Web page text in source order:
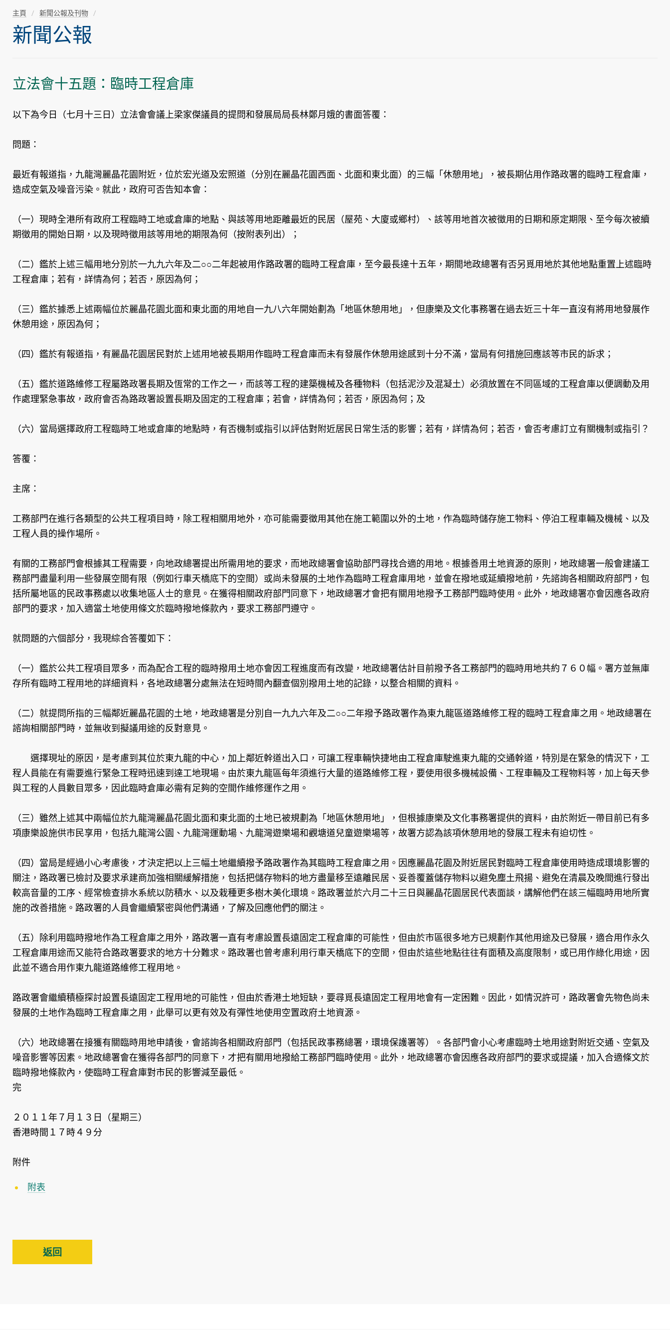
主頁 新聞公報及刊物
新聞公報
立法會十五題：臨時工程倉庫
以下為今日（七月十三日）立法會會議上梁家傑議員的提問和發展局局長林鄭月娥的書面答覆：
問題：
最近有報道指，九龍灣麗晶花園附近，位於宏光道及宏照道（分別在麗晶花園西面、北面和東北面）的三幅「休憩用地」，被長期佔用作路政署的臨時工程倉庫，
造成空氣及噪音污染。就此，政府可否告知本會：
（一）現時全港所有政府工程臨時工地或倉庫的地點、與該等用地距離最近的民居（屋苑、大廈或鄉村）、該等用地首次被徵用的日期和原定期限、至今每次被續
期徵用的開始日期，以及現時徵用該等用地的期限為何（按附表列出）；
（二）鑑於上述三幅用地分別於一九九六年及二○○二年起被用作路政署的臨時工程倉庫，至今最長達十五年，期間地政總署有否另覓用地於其他地點重置上述臨時
工程倉庫；若有，詳情為何；若否，原因為何；
（三）鑑於據悉上述兩幅位於麗晶花園北面和東北面的用地自一九八六年開始劃為「地區休憩用地」，但康樂及文化事務署在過去近三十年一直沒有將用地發展作
休憩用途，原因為何；
（四）鑑於有報道指，有麗晶花園居民對於上述用地被長期用作臨時工程倉庫而未有發展作休憩用途感到十分不滿，當局有何措施回應該等市民的訴求；
（五）鑑於道路維修工程屬路政署長期及恆常的工作之一，而該等工程的建築機械及各種物料（包括泥沙及混凝土）必須放置在不同區域的工程倉庫以便調動及用
作處理緊急事故，政府會否為路政署設置長期及固定的工程倉庫；若會，詳情為何；若否，原因為何；及
（六）當局選擇政府工程臨時工地或倉庫的地點時，有否機制或指引以評估對附近居民日常生活的影響；若有，詳情為何；若否，會否考慮訂立有關機制或指引？
答覆：
主席：
工務部門在進行各類型的公共工程項目時，除工程相關用地外，亦可能需要徵用其他在施工範圍以外的土地，作為臨時儲存施工物料、停泊工程車輛及機械、以及
工程人員的操作場所。
有關的工務部門會根據其工程需要，向地政總署提出所需用地的要求，而地政總署會協助部門尋找合適的用地。根據善用土地資源的原則，地政總署一般會建議工
務部門盡量利用一些發展空間有限（例如行車天橋底下的空間）或尚未發展的土地作為臨時工程倉庫用地，並會在撥地或延續撥地前，先諮詢各相關政府部門，包
括所屬地區的民政事務處以收集地區人士的意見。在獲得相關政府部門同意下，地政總署才會把有關用地撥予工務部門臨時使用。此外，地政總署亦會因應各政府
部門的要求，加入適當土地使用條文於臨時撥地條款內，要求工務部門遵守。
就問題的六個部分，我現綜合答覆如下：
（一）鑑於公共工程項目眾多，而為配合工程的臨時撥用土地亦會因工程進度而有改變，地政總署估計目前撥予各工務部門的臨時用地共約７６０幅。署方並無庫
存所有臨時工程用地的詳細資料，各地政總署分處無法在短時間內翻查個別撥用土地的記錄，以整合相關的資料。
（二）就提問所指的三幅鄰近麗晶花園的土地，地政總署是分別自一九九六年及二○○二年撥予路政署作為東九龍區道路維修工程的臨時工程倉庫之用。地政總署在
諮詢相關部門時，並無收到擬議用途的反對意見。
選擇現址的原因，是考慮到其位於東九龍的中心，加上鄰近幹道出入口，可讓工程車輛快捷地由工程倉庫駛進東九龍的交通幹道，特別是在緊急的情況下，工
程人員能在有需要進行緊急工程時迅速到達工地現場。由於東九龍區每年須進行大量的道路維修工程，要使用很多機械設備、工程車輛及工程物料等，加上每天參
與工程的人員數目眾多，因此臨時倉庫必需有足夠的空間作維修運作之用。
（三）雖然上述其中兩幅位於九龍灣麗晶花園北面和東北面的土地已被規劃為「地區休憩用地」，但根據康樂及文化事務署提供的資料，由於附近一帶目前已有多
項康樂設施供市民享用，包括九龍灣公園、九龍灣運動場、九龍灣遊樂場和觀塘道兒童遊樂場等，故署方認為該項休憩用地的發展工程未有迫切性。
（四）當局是經過小心考慮後，才決定把以上三幅土地繼續撥予路政署作為其臨時工程倉庫之用。因應麗晶花園及附近居民對臨時工程倉庫使用時造成環境影響的
關注，路政署已檢討及要求承建商加強相關緩解措施，包括把儲存物料的地方盡量移至遠離民居、妥善覆蓋儲存物料以避免塵土飛揚、避免在清晨及晚間進行發出
較高音量的工序、經常檢查排水系統以防積水、以及栽種更多樹木美化環境。路政署並於六月二十三日與麗晶花園居民代表面談，講解他們在該三幅臨時用地所實
施的改善措施。路政署的人員會繼續緊密與他們溝通，了解及回應他們的關注。
（五）除利用臨時撥地作為工程倉庫之用外，路政署一直有考慮設置長遠固定工程倉庫的可能性，但由於市區很多地方已規劃作其他用途及已發展，適合用作永久
工程倉庫用途而又能符合路政署要求的地方十分難求。路政署也曾考慮利用行車天橋底下的空間，但由於這些地點往往有面積及高度限制，或已用作綠化用途，因
此並不適合用作東九龍道路維修工程用地。
路政署會繼續積極探討設置長遠固定工程用地的可能性，但由於香港土地短缺，要尋覓長遠固定工程用地會有一定困難。因此，如情況許可，路政署會先物色尚未
發展的土地作為臨時工程倉庫之用，此舉可以更有效及有彈性地使用空置政府土地資源。
（六）地政總署在接獲有關臨時用地申請後，會諮詢各相關政府部門（包括民政事務總署，環境保護署等）。各部門會小心考慮臨時土地用途對附近交通、空氣及
噪音影響等因素。地政總署會在獲得各部門的同意下，才把有關用地撥給工務部門臨時使用。此外，地政總署亦會因應各政府部門的要求或提議，加入合適條文於
臨時撥地條款內，使臨時工程倉庫對市民的影響減至最低。
完
２０１１年７月１３日（星期三）
香港時間１７時４９分
附件
附表
返回